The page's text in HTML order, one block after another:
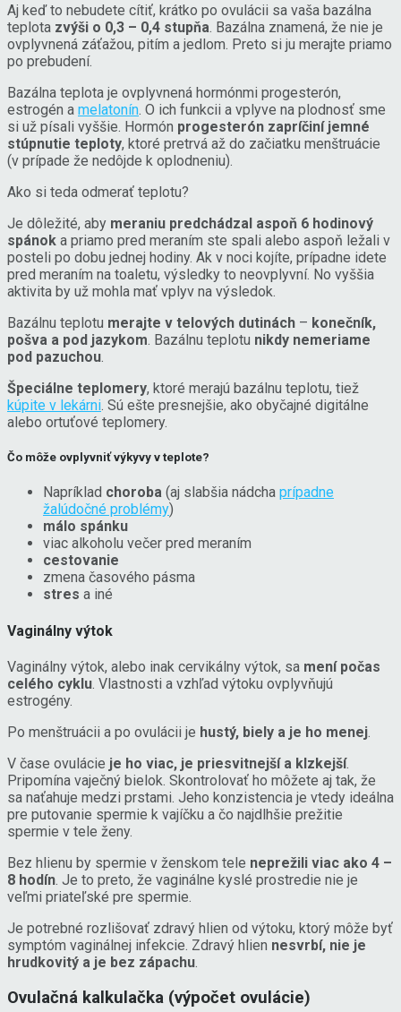
Aj keď to nebudete cítiť, krátko po ovulácii sa vaša bazálna
teplota zvýši o 0,3 – 0,4 stupňa. Bazálna znamená, že nie je
ovplyvnená záťažou, pitím a jedlom. Preto si ju merajte priamo
po prebudení.
Bazálna teplota je ovplyvnená hormónmi progesterón,
estrogén a melatonín. O ich funkcii a vplyve na plodnosť sme
si už písali vyššie. Hormón progesterón zapríčiní jemné
stúpnutie teploty, ktoré pretrvá až do začiatku menštruácie
(v prípade že nedôjde k oplodneniu).
Ako si teda odmerať teplotu?
Je dôležité, aby meraniu predchádzal aspoň 6 hodinový
spánok a priamo pred meraním ste spali alebo aspoň ležali v
posteli po dobu jednej hodiny. Ak v noci kojíte, prípadne idete
pred meraním na toaletu, výsledky to neovplyvní. No vyššia
aktivita by už mohla mať vplyv na výsledok.
Bazálnu teplotu merajte v telových dutinách – konečník,
pošva a pod jazykom. Bazálnu teplotu nikdy nemeriame
pod pazuchou.
Špeciálne teplomery, ktoré merajú bazálnu teplotu, tiež
kúpite v lekárni. Sú ešte presnejšie, ako obyčajné digitálne
alebo ortuťové teplomery.
Čo môže ovplyvniť výkyvy v teplote?
Napríklad choroba (aj slabšia nádcha prípadne
žalúdočné problémy)
málo spánku
viac alkoholu večer pred meraním
cestovanie
zmena časového pásma
stres a iné
Vaginálny výtok
Vaginálny výtok, alebo inak cervikálny výtok, sa mení počas
celého cyklu . Vlastnosti a vzhľad výtoku ovplyvňujú
estrogény.
Po menštruácii a po ovulácii je hustý, biely a je ho menej
V čase ovulácie je ho viac, je priesvitnejší a klzkejší.
Pripomína vaječný bielok. Skontrolovať ho môžete aj tak, že
sa naťahuje medzi prstami. Jeho konzistencia je vtedy ideálna
pre putovanie spermie k vajíčku a čo najdlhšie prežitie
spermie v tele ženy.
Bez hlienu by spermie v ženskom tele neprežili viac ako 4 –
8 hodín . Je to preto, že vaginálne kyslé prostredie nie je
veľmi priateľské pre spermie.
Je potrebné rozlišovať zdravý hlien od výtoku, ktorý môže byť
symptóm vaginálnej infekcie. Zdravý hlien nesvrbí, nie je
hrudkovitý a je bez zápachu
Ovulačná kalkulačka (výpočet ovulácie)